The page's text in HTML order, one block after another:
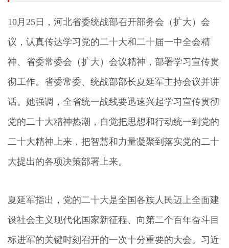
10月25日，河北省委统战部召开部务会（扩大）会
议，认真传达学习党的二十大和二十届一中全会精
神、省委常委会（扩大）会议精神，部署学习宣传贯
彻工作。省委常委、统战部部长夏延军主持会议并讲
话。她强调，全省统一战线要迅速兴起学习宣传贯彻
党的二十大精神热潮，自觉把思想和行动统一到党的
二十大精神上来，把智慧和力量凝聚到落实党的二十
大提出的各项决策部署上来。
夏延军指出，党的二十大是全国各族人民迈上全面建
设社会主义现代化国家新征程、向第二个百年奋斗目
标进军的关键时刻召开的一次十分重要的大会。习近